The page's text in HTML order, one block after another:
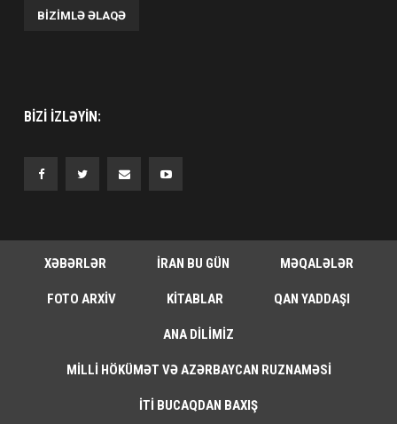
BIZIMLƏ ƏLAQƏ
BIZI IZLƏYIN:
XƏBƏRLƏR İRAN BU GÜN MƏQALƏLƏR
FOTO ARXIV KITABLAR QAN YADDAŞI
ANA DILIMIZ
MILLI HÖKÜMƏT VƏ AZƏRBAYCAN RUZNAMƏSI
İTI BUCAQDAN BAXIŞ